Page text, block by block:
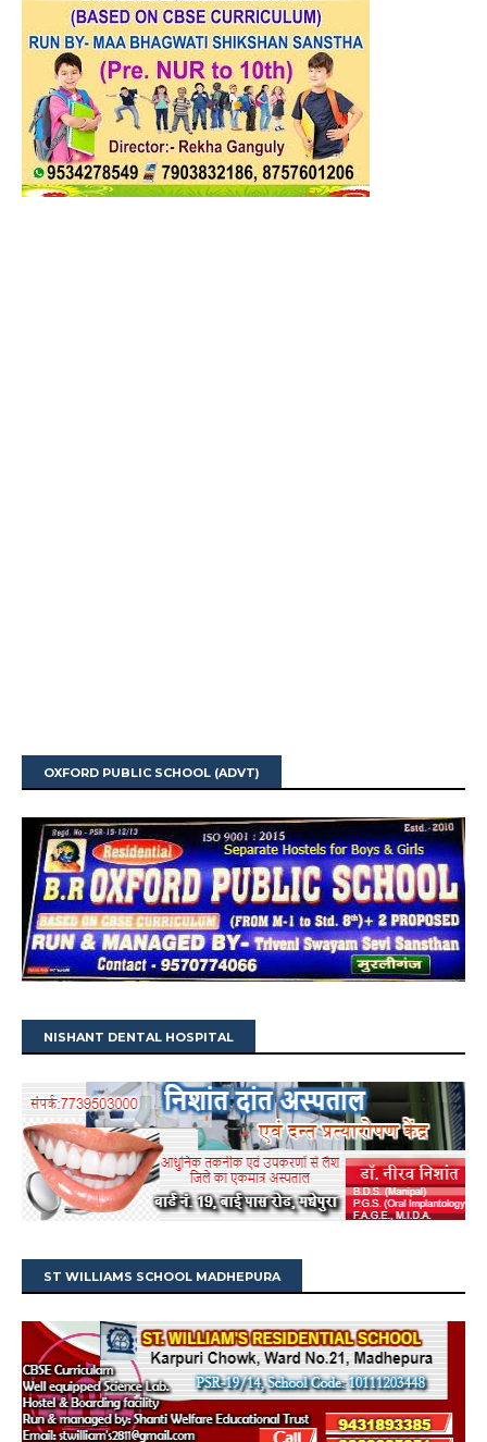
OXFORD PUBLIC SCHOOL (ADVT)
NISHANT DENTAL HOSPITAL
ST WILLIAMS SCHOOL MADHEPURA